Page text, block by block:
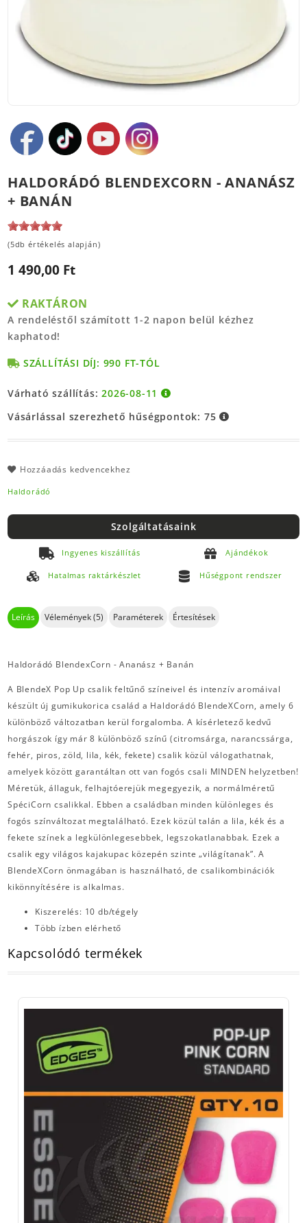
HALDORÁDÓ BLENDEXCORN - ANANÁSZ
+ BANÁN
(5db értékelés alapján)
1 490,00 Ft
RAKTÁRON
A rendeléstől számított 1-2 napon belül kézhez
kaphatod!
SZÁLLÍTÁSI DÍJ: 990 FT-TÓL
Várható szállítás:2026-08-11
Vásárlással szerezhető hűségpontok: 75
Hozzáadás kedvencekhez
Haldorádó
Szolgáltatásaink
Ingyenes kiszállítás Ajándékok
Hatalmas raktárkészlet Hűségpont rendszer
Leírás Vélemények (5) Paraméterek Értesítések
Haldorádó BlendexCorn - Ananász + Banán
A BlendeX Pop Up csalik feltűnő színeivel és intenzív aromáival
készült új gumikukorica család a Haldorádó BlendeXCorn, amely 6
különböző változatban kerül forgalomba. A kísérletező kedvű
horgászok így már 8 különböző színű (citromsárga, narancssárga,
fehér, piros, zöld, lila, kék, fekete) csalik közül válogathatnak,
amelyek között garantáltan ott van fogós csali MINDEN helyzetben!
Méretük, állaguk, felhajtóerejük megegyezik, a normálméretű
SpéciCorn csalikkal. Ebben a családban minden különleges és
fogós színváltozat megtalálható. Ezek közül talán a lila, kék és a
fekete színek a legkülönlegesebbek, legszokatlanabbak. Ezek a
csalik egy világos kajakupac közepén szinte „világítanak”. A
BlendeXCorn önmagában is használható, de csalikombinációk
kikönnyítésére is alkalmas.
Kiszerelés: 10 db/tégely
Több ízben elérhető
Kapcsolódó termékek